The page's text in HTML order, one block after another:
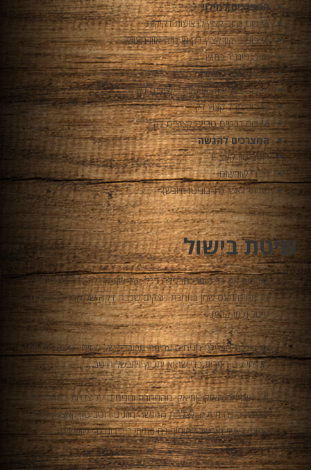
המצרכים למילוי
½ כוס כרוב קצוץ לרצועות דקיקות
½ כוס בייקון קצוץ דק או חזה אווז מעושן
מעט ג'ינג'ר כתוש
2 שיני שום כתושות
½ כוס בצל ירוק או עירית קצוצים דק
½ כוס תרד קצוץ דק
½ כוס נבטים טריים קצוצים דק
המצרכים להגשה
רוטב טון קאצ´ו
גרגרי שומשום
פתיתי דאשי (דג בוניטו מיובש)
שיטת בישול
טורפים את כל חומרי הבלילה בכלי, עד שמתקבלת בלילה אחידה.
מחממים מעט שמן במחבת ויוצקים שכבה דקה של הבלילה בצורת
עיגול (כמו קרפ).
על שכבת הבלילה מניחים ערימה מכובדת של המילוי. משטחים את
המילוי עם המרית כדי שהוא יתכווץ ויתבשל היטב.
מוציאים את האוקונומיאקי מהמחבת ומניחים על צלחת כשהצד של
הביצה פונה מעלה. לצלחת ההגשה מוזגים רוטב טון קאצו ומפזרים
פתיתי דאשי (אפשר להוסיף גם פתיתי נורי) וגרגרי שומשום.